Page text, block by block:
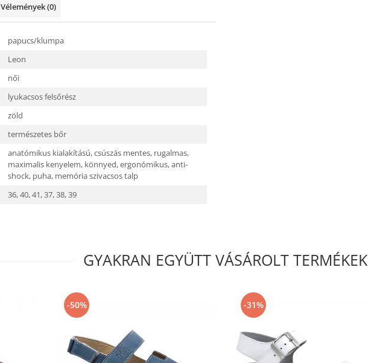
Vélemények(0)
papucs/klumpa
Leon
női
lyukacsos felsőrész
zöld
természetes bőr
anatómikus kialakítású,csúszás mentes, rugalmas,
maximalis kenyelem, könnyed,ergonómikus,anti-
shock, puha, memória szivacsos talp
36,40,41,37,38,39
GYAKRAN EGYÜTT VÁSÁROLT TERMÉKEK
-50% -31%